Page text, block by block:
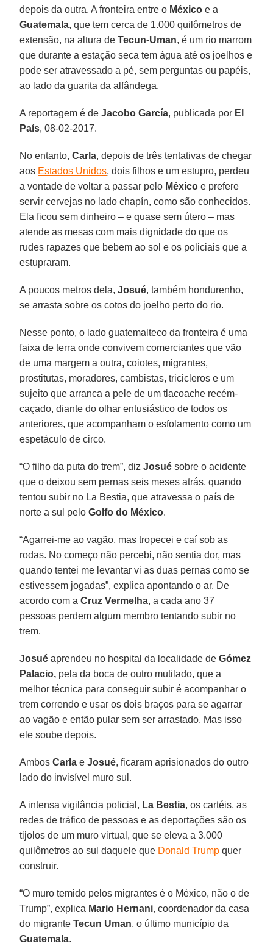
depois da outra. A fronteira entre o México e a
Guatemala, que tem cerca de 1.000 quilômetros de
extensão, na altura deTecun-Uman, é um rio marrom
que durante a estação seca tem água até os joelhos e
pode ser atravessado a pé, sem perguntas ou papéis,
ao lado da guarita da alfândega.
A reportagem é deJacobo García, publicada por El
País, 08-02-2017.
No entanto,Carla, depois de três tentativas de chegar
aos Estados Unidos, dois filhos e um estupro, perdeu
a vontade de voltar a passar pelo México e prefere
servir cervejas no lado chapín, como são conhecidos.
Ela ficou sem dinheiro – e quase sem útero – mas
atende as mesas com mais dignidade do que os
rudes rapazes que bebem ao sol e os policiais que a
estupraram.
A poucos metros dela,Josué, também hondurenho,
se arrasta sobre os cotos do joelho perto do rio.
Nesse ponto, o lado guatemalteco da fronteira é uma
faixa de terra onde convivem comerciantes que vão
de uma margem a outra, coiotes, migrantes,
prostitutas, moradores, cambistas, tricicleros e um
sujeito que arranca a pele de um tlacoache recém-
caçado, diante do olhar entusiástico de todos os
anteriores, que acompanham o esfolamento como um
espetáculo de circo.
“O filho da puta do trem”, dizJosué sobre o acidente
que o deixou sem pernas seis meses atrás, quando
tentou subir no La Bestia, que atravessa o país de
norte a sul pelo Golfo do México.
“Agarrei-me ao vagão, mas tropecei e caí sob as
rodas. No começo não percebi, não sentia dor, mas
quando tentei me levantar vi as duas pernas como se
estivessem jogadas”, explica apontando o ar. De
acordo com a Cruz Vermelha, a cada ano 37
pessoas perdem algum membro tentando subir no
trem.
Josué aprendeu no hospital da localidade deGómez
Palacio, pela da boca de outro mutilado, que a
melhor técnica para conseguir subir é acompanhar o
trem correndo e usar os dois braços para se agarrar
ao vagão e então pular sem ser arrastado. Mas isso
ele soube depois.
AmbosCarla eJosué, ficaram aprisionados do outro
lado do invisível muro sul.
A intensa vigilância policial, La Bestia, os cartéis, as
redes de tráfico de pessoas e as deportações são os
tijolos de um muro virtual, que se eleva a 3.000
quilômetros ao sul daquele que Donald Trump quer
construir.
“O muro temido pelos migrantes é o México, não o de
Trump”, explica Mario Hernani, coordenador da casa
do migrante Tecun Uman, o último município da
Guatemala.